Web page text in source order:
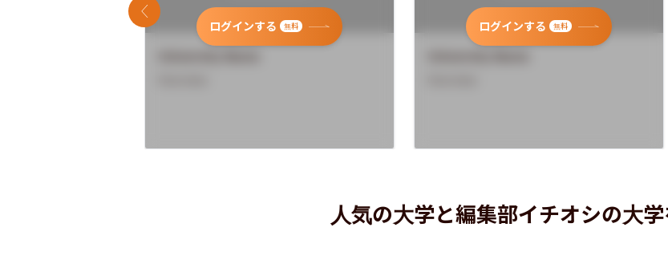
ログインする 無料 ログインする 無料
前のスライド
人気の大学と編集部イチオシの大